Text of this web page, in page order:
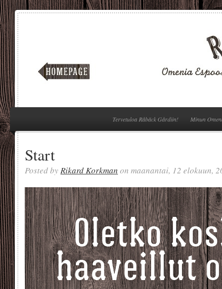
Tervetuloa Råbäck Gårdiin! Minun
Start
Posted by Rikard Korkman on maanantai, 12 elokuun,